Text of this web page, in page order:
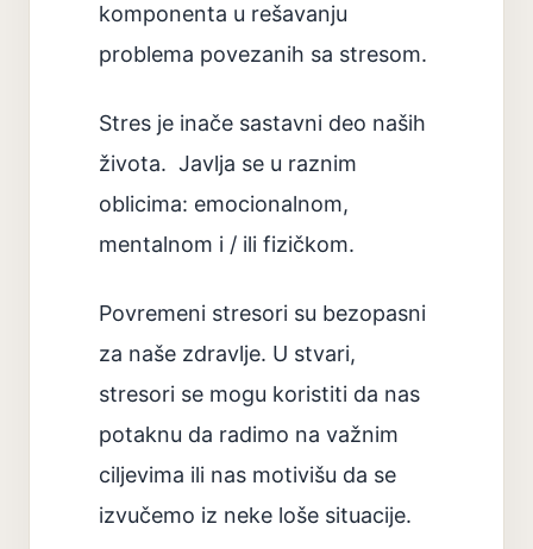
komponenta u rešavanju
problema povezanih sa stresom.
Stres je inače sastavni deo naših
života. Javlja se u raznim
oblicima: emocionalnom,
mentalnom i / ili fizičkom.
Povremeni stresori su bezopasni
za naše zdravlje. U stvari,
stresori se mogu koristiti da nas
potaknu da radimo na važnim
ciljevima ili nas motivišu da se
izvučemo iz neke loše situacije.